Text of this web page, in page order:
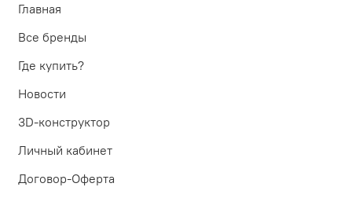
Главная
Все бренды
Где купить?
Новости
3D-конструктор
Личный кабинет
Договор-Оферта